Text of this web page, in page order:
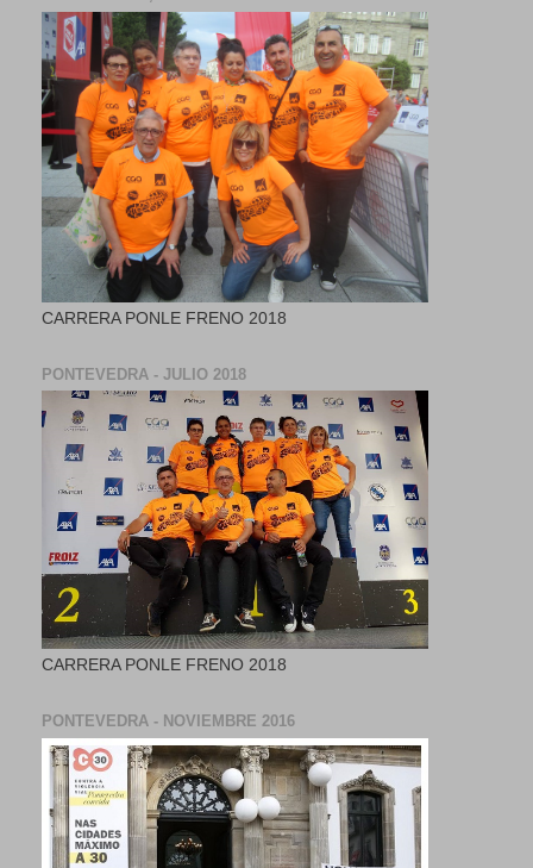
CARRERA PONLE FRENO 2018
PONTEVEDRA - JULIO 2018
CARRERA PONLE FRENO 2018
PONTEVEDRA - NOVIEMBRE 2016